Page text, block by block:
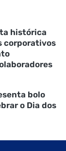
histórica
corporativos
bolo
o Dia dos